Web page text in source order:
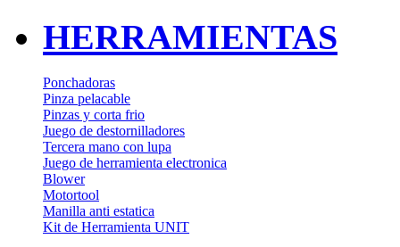
HERRAMIENTAS
Ponchadoras
Pinza pelacable
Pinzas y corta frio
Juego de destornilladores
Tercera mano con lupa
Juego de herramienta electronica
Blower
Motortool
Manilla anti estatica
Kit de Herramienta UNIT